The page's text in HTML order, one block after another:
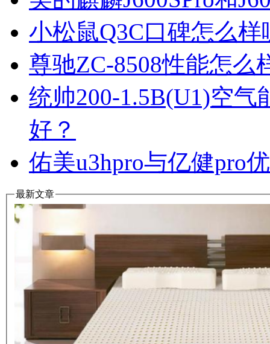
小松鼠Q3C口碑怎么
尊驰ZC-8508性能怎么
统帅200-1.5B(U1)空
好？
佑美u3hpro与亿健pro
最新文章